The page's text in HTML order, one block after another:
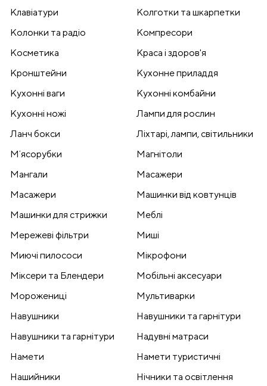
Клавіатури
Колготки та шкарпетки
Колонки та радіо
Компресори
Косметика
Краса і здоров'я
Кронштейни
Кухонне приладдя
Кухонні ваги
Кухонні комбайни
Кухонні ножі
Лампи для рослин
Ланч бокси
Ліхтарі, лампи, світильники
Мʼясорубки
Магнітоли
Мангали
Масажери
Масажери
Машинки від ковтунців
Машинки для стрижки
Меблі
Мережеві фільтри
Миші
Миючі пилососи
Мікрофони
Міксери та Блендери
Мобільні аксесуари
Морожениці
Мультиварки
Навушники
Навушники та гарнітури
Навушники та гарнітури
Надувні матраси
Намети
Намети туристичні
Нашийники
Нічники та освітлення